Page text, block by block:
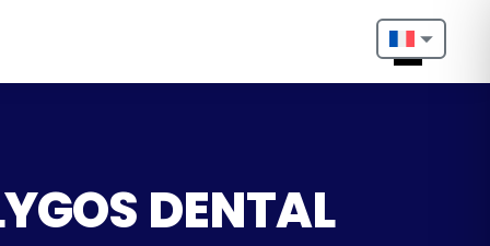
Nederlands
DENTAL